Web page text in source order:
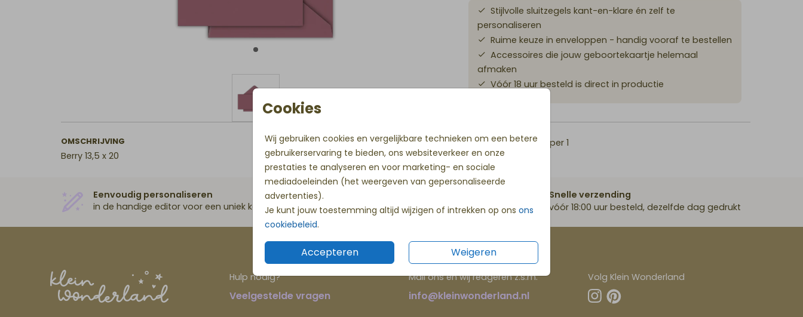
Cookies
Wij gebruiken cookies en vergelijkbare technieken om een betere
gebruikerservaring te bieden, ons websiteverkeer en onze
prestaties te analyseren en voor marketing- en sociale
mediadoeleinden (het weergeven van gepersonaliseerde
advertenties).
Je kunt jouw toestemming altijd wijzigen of intrekken op ons ons
cookiebeleid.
Accepteren Weigeren
Stijlvolle sluitzegels kant-en-klare én zelf te
personaliseren
Ruime keuze in enveloppen - handig vooraf te bestellen
Accessoires die jouw geboortekaartje helemaal
afmaken
Vóór 18 uur besteld is direct in productie
OMSCHRIJVING
Berry 13,5 x 20
Prijs:€ 0,45 per 1
Eenvoudig personaliseren
in de handige editor voor een uniek kaartje
Met code KLEINWONDER
Snelle verzending
vóór 18:00 uur besteld, dezelfde dag gedrukt
Hulp nodig?
Veelgestelde vragen
Mail ons en wij reageren z.s.m.
info@kleinwonderland.nl
Volg Klein Wonderland